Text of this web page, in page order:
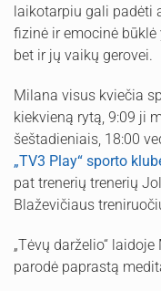
laikotarpiu gali padėti
fizinė ir emocinė
bet ir jų vaikų gerovei.
Milana visus kviečia
kiekvieną rytą, 9:09 ji
šeštadieniais, 18:00
„TV3 Play“ sporto
pat trenerių trenerių
Blaževičiaus
„Tėvų darželio“
parodė paprastą